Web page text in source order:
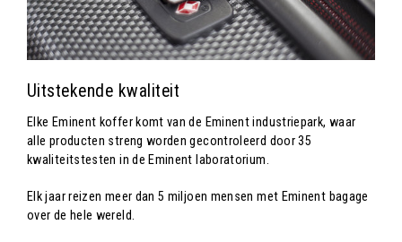
Uitstekende kwaliteit
Elke Eminent koffer komt van de Eminent industriepark, waar
alle producten streng worden gecontroleerd door 35
kwaliteitstesten in de Eminent laboratorium.
Elk jaar reizen meer dan 5 miljoen mensen met Eminent bagage
over de hele wereld.